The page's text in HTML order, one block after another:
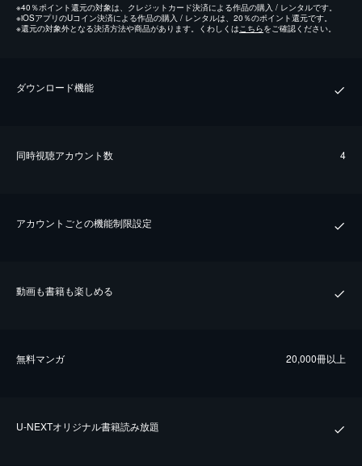
※40％ポイント還元の対象は、クレジットカード決済による作品の購入 / レンタルです。
※iOSアプリのUコイン決済による作品の購入 / レンタルは、20％のポイント還元です。
※還元の対象外となる決済方法や商品があります。くわしくは こちらをご確認ください。
ダウンロード機能
同時視聴アカウント数 4
アカウントごとの機能制限設定
動画も書籍も楽しめる
無料マンガ 20,000冊以上
U-NEXTオリジナル書籍読み放題